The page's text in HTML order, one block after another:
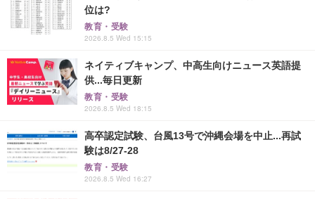
位は?
教育・受験
2026.8.5 Wed 15:15
ネイティブキャンプ、中高生向けニュース英語提
供...毎日更新
教育・受験
2026.8.5 Wed 18:15
高卒認定試験、台風13号で沖縄会場を中止...再試
験は8/27-28
教育・受験
2026.8.5 Wed 16:27